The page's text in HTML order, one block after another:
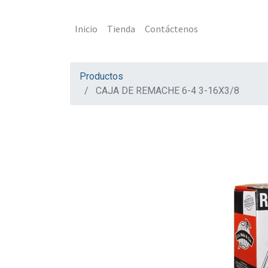
Inicio Tienda Contáctenos
Productos
CAJA DE REMACHE 6-4 3-16X3/8